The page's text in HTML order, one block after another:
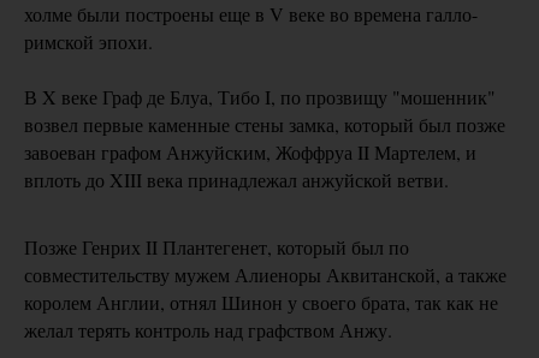
холме были построены еще в V веке во времена галло-
римской эпохи.
В X веке Граф де Блуа, Тибо I, по прозвищу "мошенник"
возвел первые каменные стены замка, который был позже
завоеван графом Анжуйским, Жоффруа II Мартелем, и
вплоть до XIII века принадлежал анжуйской ветви.
Позже Генрих II Плантегенет, который был по
совместительству мужем Алиеноры Аквитанской, а также
королем Англии, отнял Шинон у своего брата, так как не
желал терять контроль над графством Анжу.